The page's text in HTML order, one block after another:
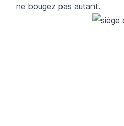
ne bougez pas autant.